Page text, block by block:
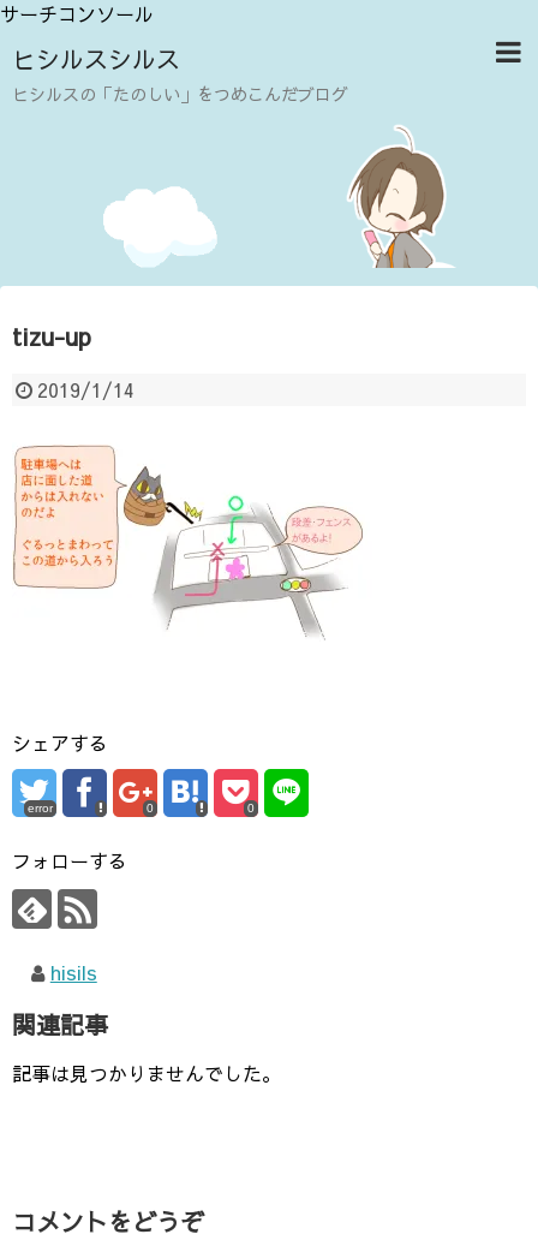
サーチコンソール
ヒシルスシルス
ヒシルスの「たのしい」をつめこんだブログ
tizu-up
2019/1/14
シェアする
error 0 0
フォローする
hisils
関連記事
記事は見つかりませんでした。
コメントをどうぞ